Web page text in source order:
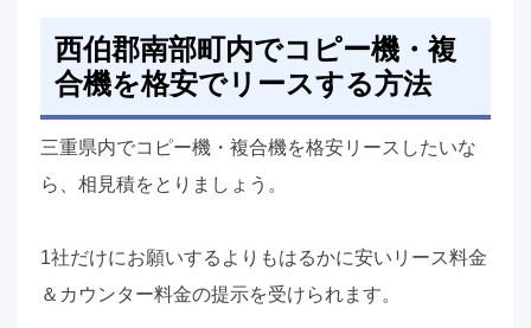
西伯郡南部町内でコピー機・複
合機を格安でリースする方法
三重県内でコピー機・複合機を格安リースしたいな
ら、相見積をとりましょう。
1社だけにお願いするよりもはるかに安いリース料金
＆カウンター料金の提示を受けられます。